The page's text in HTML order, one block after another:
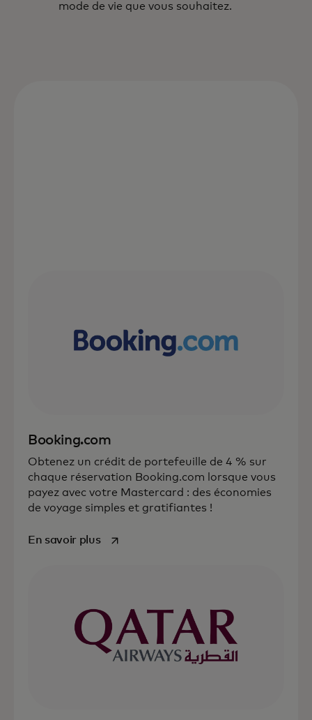
mode de vie que vous souhaitez.
Booking.com
Obtenez un crédit de portefeuille de 4 % sur
chaque réservation Booking.com lorsque vous
payez avec votre Mastercard : des économies
de voyage simples et gratifiantes !
En savoir pluss’ouvre dans un nouvel onglet